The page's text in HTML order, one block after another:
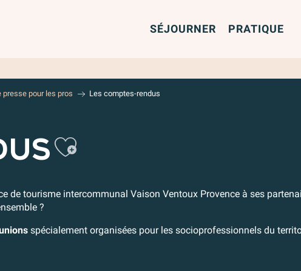
SÉJOURNER PRATIQUE
presse pour les pros Les comptes-rendus
Ajouter aux
de tourisme intercommunal Vaison Ventoux Provence à ses
?
spécialement organisées pour les socioprofessionnels du